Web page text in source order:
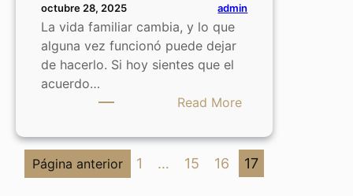
octubre 28, 2025 admin
La vida familiar cambia, y lo que
alguna vez funcionó puede dejar
de hacerlo. Si hoy sientes que el
acuerdo…
Read More:
de
custodia
en
Página anterior 1 … 15 16 17